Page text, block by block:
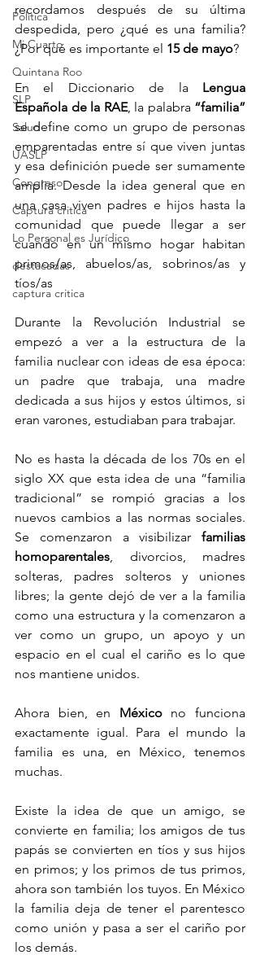
Política
Mi Cuarto
Quintana Roo
SLP
Salud
UASLP
Congreso
Captura critica
Lo Personal es Jurídico
destacadas
captura critica
recordamos después de su última
despedida, pero ¿qué es una familia?
¿Por qué es importante el 15 de mayo?
En el Diccionario de la Lengua
Española de la RAE, la palabra “familia”
se define como un grupo de personas
emparentadas entre sí que viven juntas
y esa definición puede ser sumamente
amplia. Desde la idea general que en
una casa viven padres e hijos hasta la
comunidad que puede llegar a ser
cuando en un mismo hogar habitan
primos/as, abuelos/as, sobrinos/as y
tíos/as
Durante la Revolución Industrial se
empezó a ver a la estructura de la
familia nuclear con ideas de esa época:
un padre que trabaja, una madre
dedicada a sus hijos y estos últimos, si
eran varones, estudiaban para trabajar.
No es hasta la década de los 70s en el
siglo XX que esta idea de una “familia
tradicional” se rompió gracias a los
nuevos cambios a las normas sociales.
Se comenzaron a visibilizar familias
homoparentales , divorcios, madres
solteras, padres solteros y uniones
libres; la gente dejó de ver a la familia
como una estructura y la comenzaron a
ver como un grupo, un apoyo y un
espacio en el cual el cariño es lo que
nos mantiene unidos.
Ahora bien, en México no funciona
exactamente igual. Para el mundo la
familia es una, en México, tenemos
muchas.
Existe la idea de que un amigo, se
convierte en familia; los amigos de tus
papás se convierten en tíos y sus hijos
en primos; y los primos de tus primos,
ahora son también los tuyos. En México
la familia deja de tener el parentesco
como unión y pasa a ser el cariño por
los demás.